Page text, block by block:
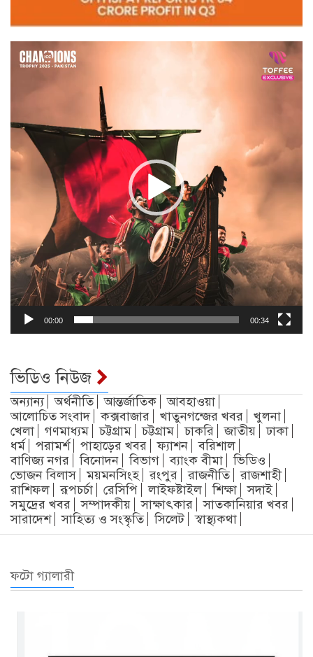
Video
Player
00:00 00:34
ভিডিও নিউজ
অন্যান্য অর্থনীতি আন্তর্জাতিক
আবহাওয়া
আলোচিত সংবাদ
কক্সবাজার খাতুনগন্জের খবর
খুলনা
খেলা
গণমাধ্যম চট্টগ্রাম চট্টগ্রাম চাকরি জাতীয়
ঢাকা
ধর্ম
পরামর্শ পাহাড়ের খবর ফ্যাশন
বরিশাল
বাণিজ্য নগর
বিনোদন বিভাগ ব্যাংক বীমা
ভিডিও
ভোজন বিলাস
ময়মনসিংহ রংপুর রাজনীতি
রাজশাহী
রাশিফল
রূপচর্চা রেসিপি লাইফষ্টাইল শিক্ষা
সদাই
সমুদ্রের খবর
সম্পাদকীয় সাক্ষাৎকার
সাতকানিয়ার খবর
সারাদেশ
সাহিত্য ও সংস্কৃতি সিলেট স্বাস্থ্যকথা
ফটো গ্যালারী